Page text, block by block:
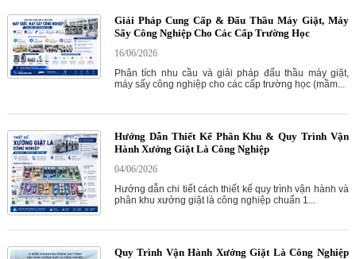
Giải Pháp Cung Cấp & Đấu Thầu Máy Giặt, Máy
Sấy Công Nghiệp Cho Các Cấp Trường Học
16/06/2026
Phân tích nhu cầu và giải pháp đấu thầu máy giặt,
máy sấy công nghiệp cho các cấp trường học (mầm...
Hướng Dẫn Thiết Kế Phân Khu & Quy Trình Vận
Hành Xưởng Giặt Là Công Nghiệp
04/06/2026
Hướng dẫn chi tiết cách thiết kế quy trình vận hành và
phân khu xưởng giặt là công nghiệp chuẩn 1...
Quy Trình Vận Hành Xưởng Giặt Là Công Nghiệp